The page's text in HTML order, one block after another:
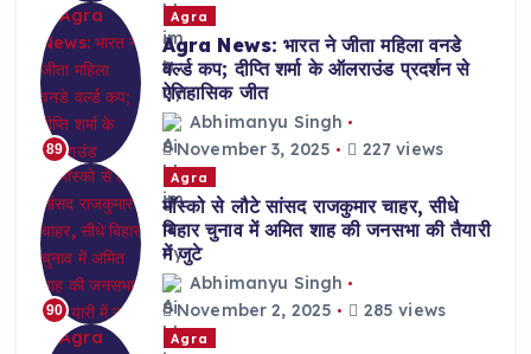
89
Agra
Agra News: भारत ने जीता महिला वनडे
वर्ल्ड कप; दीप्ति शर्मा के ऑलराउंड प्रदर्शन से
ऐतिहासिक जीत
Abhimanyu Singh
November 3, 2025
227 views
90
Agra
मॉस्को से लौटे सांसद राजकुमार चाहर, सीधे
बिहार चुनाव में अमित शाह की जनसभा की तैयारी
में जुटे
Abhimanyu Singh
November 2, 2025
285 views
Agra